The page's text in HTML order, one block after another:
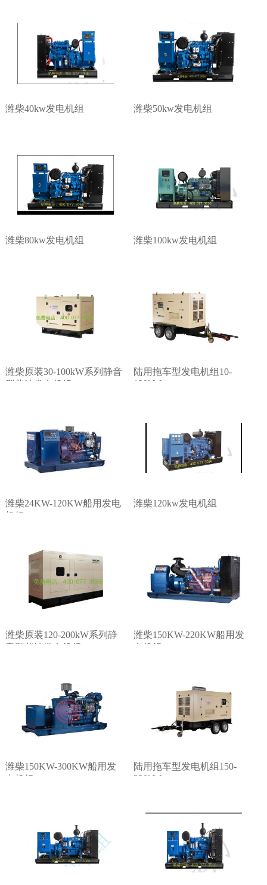
3
潍柴40kw发电机组 潍柴50kw发电机组
潍柴80kw发电机组 潍柴100kw发电机组
潍柴原装30-100kW系列静音
型柴油发电机组
陆用拖车型发电机组10-
120kW
潍柴24KW-120KW船用发电
机组
潍柴120kw发电机组
潍柴原装120-200kW系列静
音型柴油发电机组
潍柴150KW-220KW船用发
电机组
潍柴150KW-300KW船用发
电机组
陆用拖车型发电机组150-
320kW